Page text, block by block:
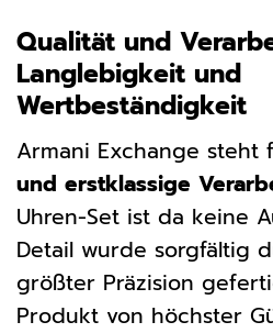
Qualität und
Langlebigkeit und
Wertbeständigkeit
Armani Exchange steht
und erstklassige
Uhren-Set ist da keine
Detail wurde sorgfältig
größter Präzision
Produkt von höchster